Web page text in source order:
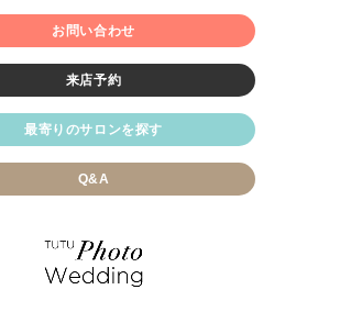
お問い合わせ
来店予約
最寄りのサロンを探す
Q&A